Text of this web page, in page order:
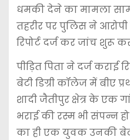
धमकी देने का मामला
तहरीर पर पुलिस ने
रिपोर्ट दर्ज कर जांच शुरू
पीड़ित पिता ने दर्ज कराई
बेटी डिग्री कॉलेज में बीए
शादी जैतीपुर क्षेत्र के एक
भराई की रस्म भी संपन्न
का ही एक युवक उनकी